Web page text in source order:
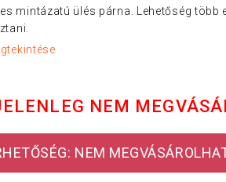
mintázatú ülés párna. Lehetőség több
NEM
NEM